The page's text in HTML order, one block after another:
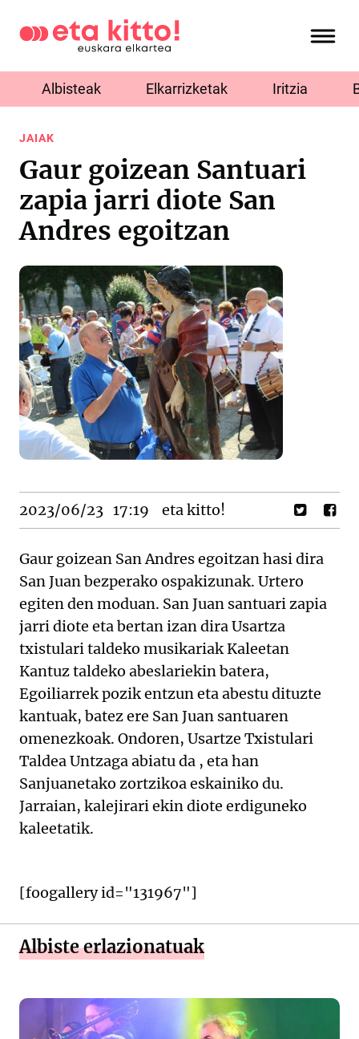
Albisteak Elkarrizketak Iritzia
JAIAK
Gaur goizean Santuari
zapia jarri diote San
Andres egoitzan
2023/06/23 17:19 eta kitto!
Gaur goizean San Andres egoitzan hasi dira
San Juan bezperako ospakizunak. Urtero
egiten den moduan. San Juan santuari zapia
jarri diote eta bertan izan dira Usartza
txistulari taldeko musikariak Kaleetan
Kantuz taldeko abeslariekin batera,
Egoiliarrek pozik entzun eta abestu dituzte
kantuak, batez ere San Juan santuaren
omenezkoak. Ondoren, Usartze Txistulari
Taldea Untzaga abiatu da , eta han
Sanjuanetako zortzikoa eskainiko du.
Jarraian, kalejirari ekin diote erdiguneko
kaleetatik.
[foogallery id="131967"]
Albiste erlazionatuak